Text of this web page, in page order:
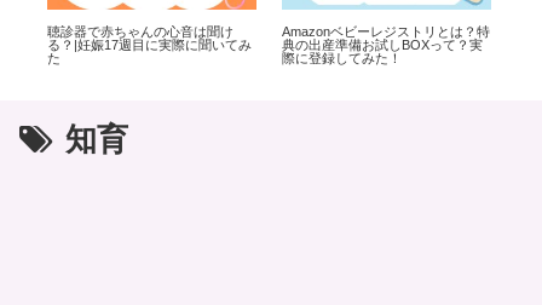
聴診器で赤ちゃんの心音は聞け
る？|妊娠17週目に実際に聞いてみ
た
Amazonベビーレジストリとは？特
典の出産準備お試しBOXって？実
際に登録してみた！
知育